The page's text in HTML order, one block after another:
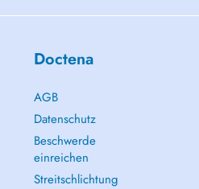
Doctena
AGB
Datenschutz
Beschwerde
einreichen
Streitschlichtung